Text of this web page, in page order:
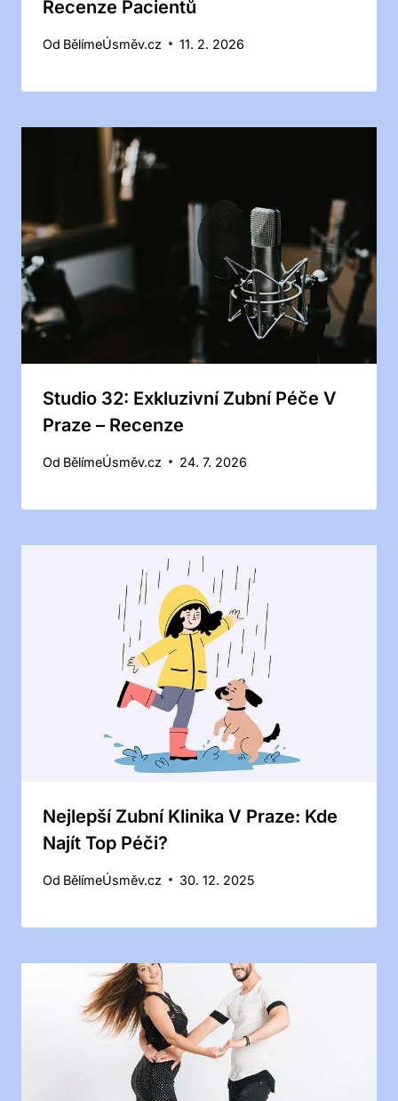
Recenze Pacientů
Od BělímeÚsměv.cz 11. 2. 2026
Studio 32: Exkluzivní Zubní Péče V
Praze – Recenze
Od BělímeÚsměv.cz 24. 7. 2026
Nejlepší Zubní Klinika V Praze: Kde
Najít Top Péči?
Od BělímeÚsměv.cz 30. 12. 2025